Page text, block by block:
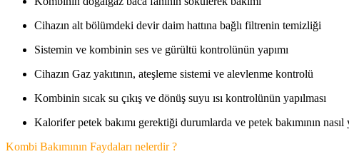
Cihazın alt bölümdeki devir daim hattına bağlı filtrenin temizliği
Sistemin ve kombinin ses ve gürültü kontrolünün yapımı
Cihazın Gaz yakıtının, ateşleme sistemi ve alevlenme kontrolü
Kombinin sıcak su çıkış ve dönüş suyu ısı kontrolünün yapılması
Kalorifer petek bakımı gerektiği durumlarda ve petek bakımının nasıl
Kombi Bakımının Faydaları nelerdir ?